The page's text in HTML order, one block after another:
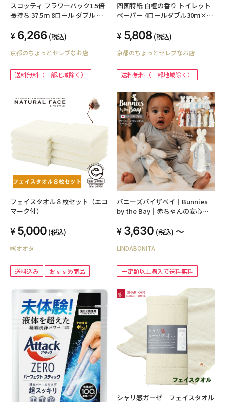
スコッティ フラワーパック1.5倍
長持ち 37.5ｍ 8ロール ダブル ×8
00644
6,266 (税込)
京都のちょっとセレブなお店
送料無料（一部地域除く）
四国特紙 白檀の香り トイレット
ペーパー 4ロールダブル30ｍ×12
5,808 (税込)
京都のちょっとセレブなお店
送料無料（一部地域除く）
フェイスタオル８枚セット（エコ
マーク付）
5,000 (税込)
㈱オオタ
送料込み おすすめ商品
バニーズバイザベイ｜Bunnies
by the Bay｜赤ちゃんの安心毛
初めてのプレゼントに。出産祝
い、ファーストトイ、男の子にも
女の子にも喜ばれるおしゃれなギ
3,630 (税込) ～
LINDABONITA
一定額以上購入で送料無料
シャリ感ガーゼ フェイスタオル